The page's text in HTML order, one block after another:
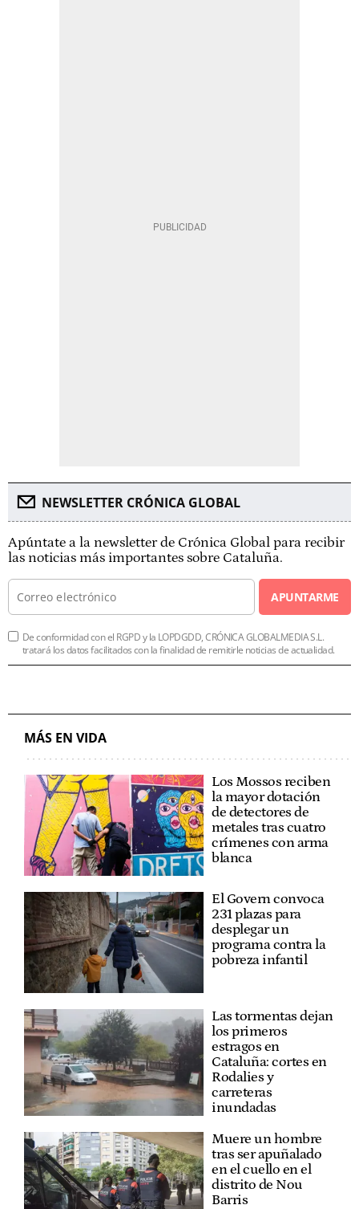
NEWSLETTER CRÓNICA GLOBAL
Apúntate a la newsletter de Crónica Global para recibir
las noticias más importantes sobre Cataluña.
APUNTARME
De conformidad con el RGPD y la LOPDGDD, CRÓNICA GLOBALMEDIA S.L.
tratará los datos facilitados con la finalidad de remitirle noticias de actualidad.
MÁS EN VIDA
Los Mossos reciben
la mayor dotación
de detectores de
metales tras cuatro
crímenes con arma
blanca
El Govern convoca
231 plazas para
desplegar un
programa contra la
pobreza infantil
Las tormentas dejan
los primeros
estragos en
Cataluña: cortes en
Rodalies y
carreteras
inundadas
Muere un hombre
tras ser apuñalado
en el cuello en el
distrito de Nou
Barris